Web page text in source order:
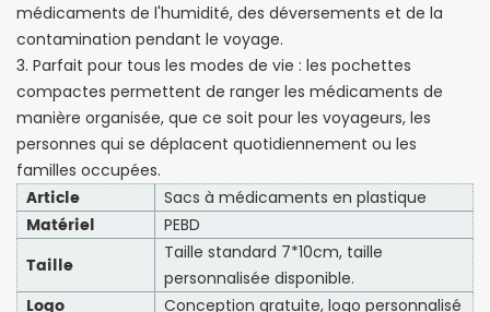
médicaments de l'humidité, des déversements et de la
contamination pendant le voyage.
3. Parfait pour tous les modes de vie : les pochettes
compactes permettent de ranger les médicaments de
manière organisée, que ce soit pour les voyageurs, les
personnes qui se déplacent quotidiennement ou les
familles occupées.
Article Sacs à médicaments en plastique
Matériel PEBD
Taille
Taille standard 7*10cm, taille
personnalisée disponible.
Logo Conception gratuite, logo personnalisé